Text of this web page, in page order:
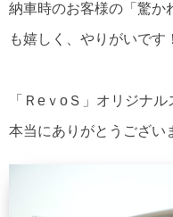
納車時のお客様の「驚か
も嬉しく、やりがいです！
「ＲeｖoＳ」オリジナ
本当にありがとうござい